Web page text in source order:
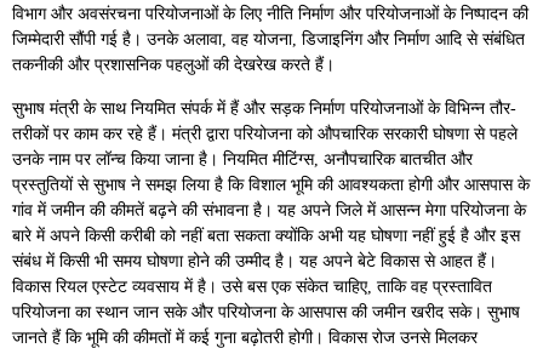
विभाग और अवसंरचना परियोजनाओं के लिए नीति निर्माण और परियोजनाओं के निष्पादन की
जिम्मेदारी सौंपी गई है। उनके अलावा, वह योजना, डिजाइनिंग और निर्माण आदि से संबंधित
तकनीकी और प्रशासनिक पहलुओं की देखरेख करते हैं।
सुभाष मंत्री के साथ नियमित संपर्क में हैं और सड़क निर्माण परियोजनाओं के विभिन्न तौर-
तरीकों पर काम कर रहे हैं। मंत्री द्वारा परियोजना को औपचारिक सरकारी घोषणा से पहले
उनके नाम पर लॉन्च किया जाना है। नियमित मीटिंग्स, अनौपचारिक बातचीत और
प्रस्तुतियों से सुभाष ने समझ लिया है कि विशाल भूमि की आवश्यकता होगी और आसपास के
गांव में जमीन की कीमतें बढ़ने की संभावना है। यह अपने जिले में आसन्न मेगा परियोजना के
बारे में अपने किसी करीबी को नहीं बता सकता क्योंकि अभी यह घोषणा नहीं हुई है और इस
संबंध में किसी भी समय घोषणा होने की उम्मीद है। यह अपने बेटे विकास से आहत हैं।
विकास रियल एस्टेट व्यवसाय में है। उसे बस एक संकेत चाहिए, ताकि वह प्रस्तावित
परियोजना का स्थान जान सके और परियोजना के आसपास की जमीन खरीद सके। सुभाष
जानते हैं कि भूमि की कीमतों में कई गुना बढ़ोतरी होगी। विकास रोज उनसे मिलकर